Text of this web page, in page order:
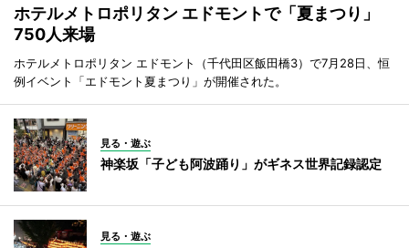
ホテルメトロポリタン エドモントで「夏まつり」
750人来場
ホテルメトロポリタン エドモント（千代田区飯田橋3）で7月28日、恒
例イベント「エドモント夏まつり」が開催された。
見る・遊ぶ
神楽坂「子ども阿波踊り」がギネス世界記録認定
見る・遊ぶ